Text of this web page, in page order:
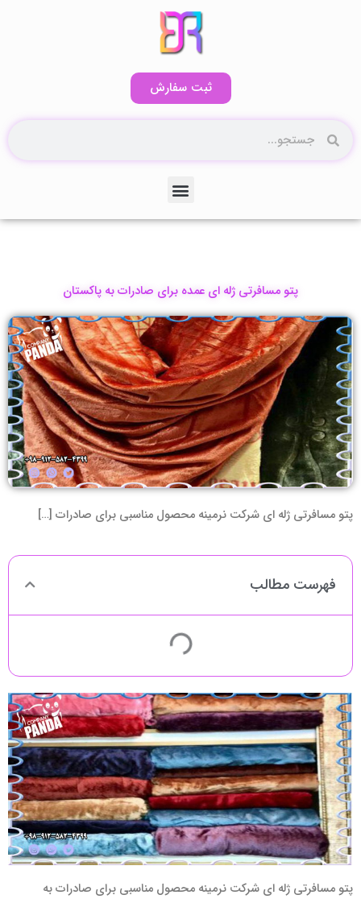
ثبت سفارش
جستجو
منو
پتو مسافرتی ژله ای عمده برای صادرات به پاکستان
پتو مسافرتی ژله ای شرکت نرمینه محصول مناسبی برای صادرات […]
فهرست مطالب
پتو مسافرتی ژله ای شرکت نرمینه محصول مناسبی برای صادرات به